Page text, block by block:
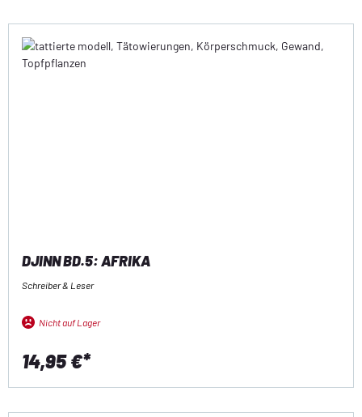
DJINN BD.5: AFRIKA
Schreiber & Leser
Nicht auf Lager
14,95 €*